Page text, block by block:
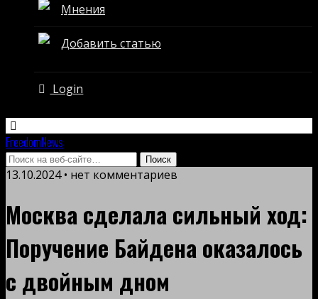
Мнения
Добавить статью
Login
FreedomNews
13.10.2024 • нет комментариев
Москва сделала сильный ход:
Поручение Байдена оказалось
с двойным дном